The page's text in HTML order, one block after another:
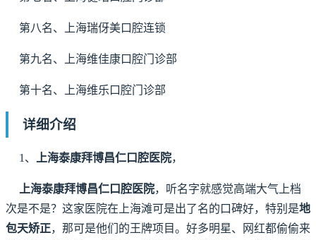
第八名、上海瑞伢美口腔连锁
第九名、上海维佳康口腔门诊部
第十名、上海维乐口腔门诊部
详细介绍
1、 上海泰康拜博昌仁口腔医院，
上海泰康拜博昌仁口腔医院，听名字就感觉高端大气上档
次是不是？这家医院在上海滩可是出了名的口碑好，特别是地
包天矫正，那可是他们的王牌项目。好多明星、网红都偷偷来